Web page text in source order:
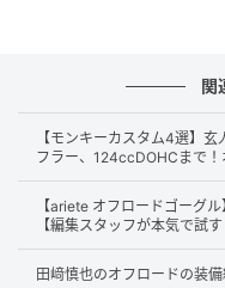
一年の抱負に無事故
ます。別に書初をし
ありません。ただ、
ットであったり、バ
にその想いを込めて
も大丈夫です。その
関
【モンキーカスタム4選】
フラー、124ccDOHCまで
【ariete オフロードゴーグ
【編集スタッフが本気で試
田﨑慎也のオフロードの装